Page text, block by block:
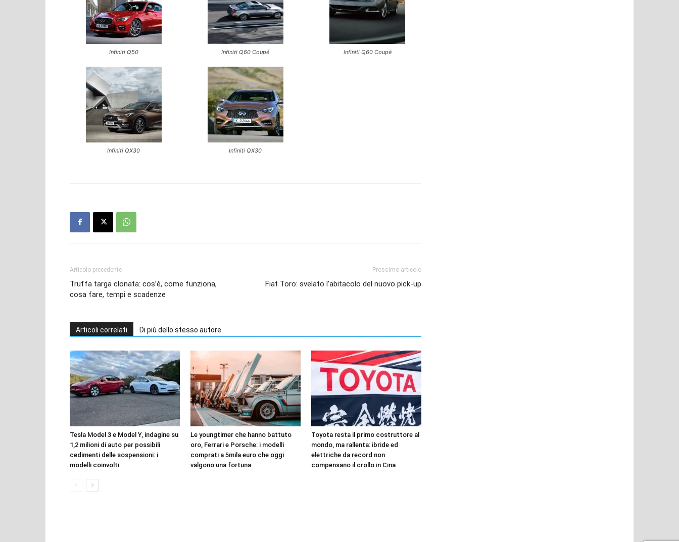
Infiniti Q50 Infiniti Q60 Coupé Infiniti Q60 Coupé
Infiniti QX30 Infiniti QX30
Articolo precedente
Truffa targa clonata: cos’è, come funziona,
cosa fare, tempi e scadenze
Prossimo articolo
Fiat Toro: svelato l’abitacolo del nuovo pick-up
Articoli correlati Di più dello stesso autore
Tesla Model 3 e Model Y, indagine su
1,2 milioni di auto per possibili
cedimenti delle sospensioni: i
modelli coinvolti
Le youngtimer che hanno battuto
oro, Ferrari e Porsche: i modelli
comprati a 5mila euro che oggi
valgono una fortuna
Toyota resta il primo costruttore al
mondo, ma rallenta: ibride ed
elettriche da record non
compensano il crollo in Cina